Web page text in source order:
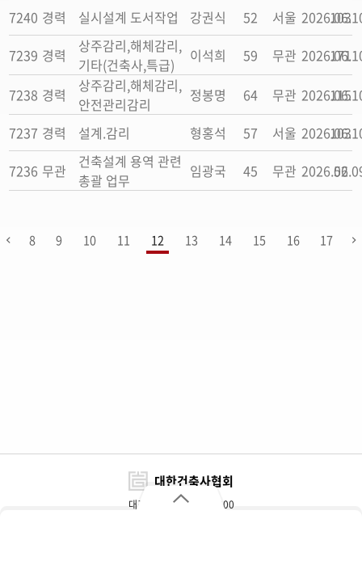
7240 경력 실시설계 도서작업 강권식 52 서울
103
7239 경력
상주감리,해체감리,
기타(건축사,특급)
이석희 59 무관 171
7238 경력
상주감리,해체감리,
안전관리감리
정봉명 64 무관
115
7237 경력 설계.감리 형홍석 57 서울
103
7236 무관
건축설계 용역 관련
총괄 업무
임광국 45 무관 52
8 9 10 11 12 13 14 15 16 17
대한건축사협회
대표전화 : 02-3415-6800